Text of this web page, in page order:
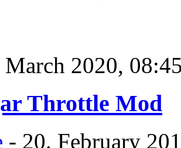
March 2020,
Throttle Mod
- 20. February